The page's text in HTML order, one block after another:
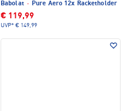
Babolat · Pure Aero 12x Racketholder
€ 119,99
UVP* € 149,99